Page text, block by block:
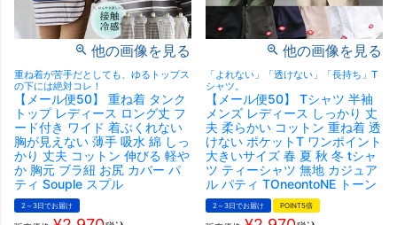
他の画像を見る
重ね着が苦手だとしても、ゆるトップス
の下には絶対コレ！
【メール便50】 重ね着 タンク
トップ レディース ロング丈 フ
ード付き ワイド 着ぶくれない
胸が見えない 薄手 吸水 綿 しっ
かり 丈夫 コットン 伸びる 軽や
か 胸元 ブラ紐 お尻 カバー パ
ティ Souple スプル
2～3日でお届け
他の画像を見る
「よれない」「透けない」「長持ち」T
シャツ。
【メール便50】 Tシャツ 半袖
メンズ レディース しっかり 丈
夫 柔らかい コットン 重ね着 透
けない ポケットT ワンポイント
大きいサイズ 春 夏 秋 冬 tシャ
ツ ティーシャツ 無地 カジュア
ル パティ TOneontoNE トーン
2～3日でお届け POINT5倍